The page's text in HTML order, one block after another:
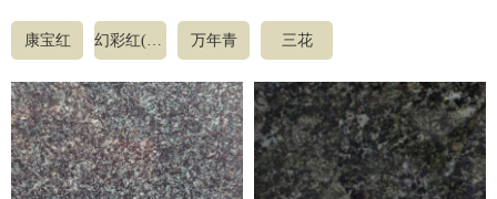
康宝红 幻彩红(国产花岗石) 万年青 三花